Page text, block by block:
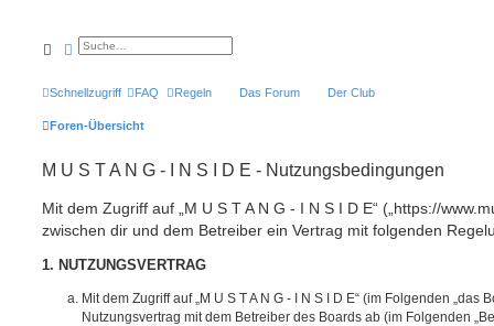
SucheErweiterte Suche
Schnellzugriff FAQ Regeln Das Forum Der Club
Foren-Übersicht
M U S T A N G - I N S I D E - Nutzungsbedingungen
Mit dem Zugriff auf „M U S T A N G - I N S I D E“ („https://
zwischen dir und dem Betreiber ein Vertrag mit folgenden
1. NUTZUNGSVERTRAG
Mit dem Zugriff auf „M U S T A N G - I N S I D E“ (im Folgenden „das
Nutzungsvertrag mit dem Betreiber des Boards ab (im Folgenden